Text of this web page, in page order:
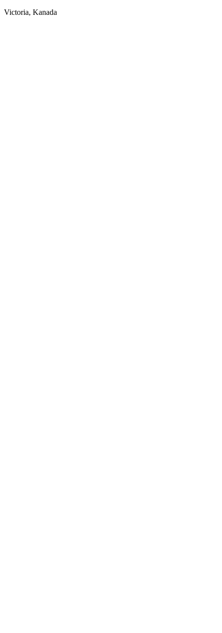
Victoria, Kanada